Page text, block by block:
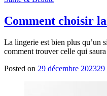
Comment choisir
La lingerie est bien plus qu’un
comment trouver celle qui
Posted on 29 décembre 202329